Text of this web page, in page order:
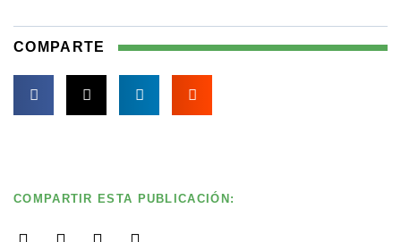
COMPARTE
COMPARTIR ESTA PUBLICACIÓN: